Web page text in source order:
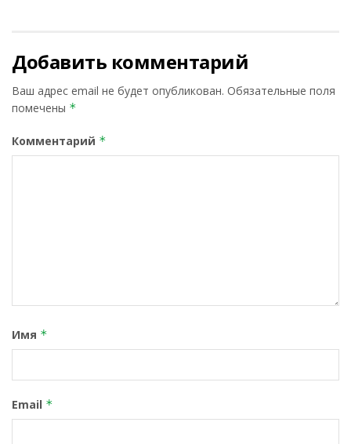
Добавить комментарий
Ваш адрес email не будет опубликован. Обязательные поля
помечены *
Комментарий *
Имя *
Email *